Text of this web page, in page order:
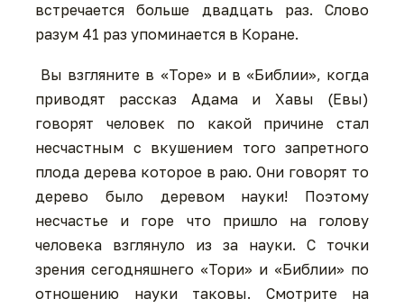
встречается больше двадцать раз. Слово
разум 41 раз упоминается в Коране.
Вы взгляните в «Торе» и в «Библии», когда
приводят рассказ Адама и Хавы (Евы)
говорят человек по какой причине стал
несчастным с вкушением того запретного
плода дерева которое в раю. Они говорят то
дерево было деревом науки! Поэтому
несчастье и горе что пришло на голову
человека взглянуло из за науки. С точки
зрения сегодняшнего «Тори» и «Библии» по
отношению науки таковы. Смотрите на